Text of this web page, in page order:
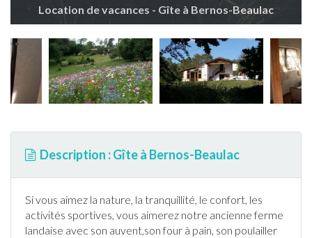
Location de vacances - Gîte à Bernos-Beaulac
Description : Gîte à Bernos-Beaulac
Si vous aimez la nature, la tranquillité, le confort, les
activités sportives, vous aimerez notre ancienne ferme
landaise avec son auvent,son four à pain, son poulailler